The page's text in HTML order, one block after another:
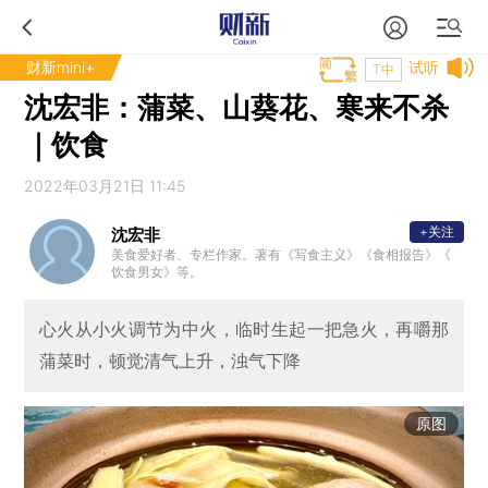
财新mini+ 试听
T中
沈宏非：蒲菜、山葵花、寒来不杀
｜饮食
2022年03月21日 11:45
沈宏非
美食爱好者、专栏作家。著有《写食主义》《食相报告》《
饮食男女》等。
+关注
心火从小火调节为中火，临时生起一把急火，再嚼那
蒲菜时，顿觉清气上升，浊气下降
原图